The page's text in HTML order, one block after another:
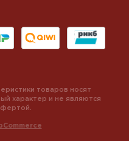
товаров носят
характер и не являются